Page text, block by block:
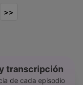
>>
transcripción
de cada episodio